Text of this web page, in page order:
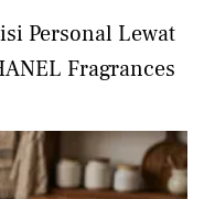
Personal Lewat
Fragrances